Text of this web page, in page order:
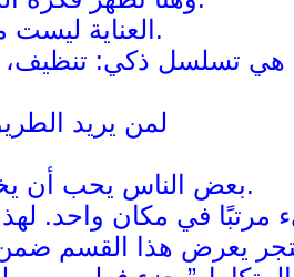
العناية ليست منتجًا واحدًا.
لمن يريد
بعض الناس يحب أن يختار كل منتج بنفسه.
في مكان واحد.
يعرض هذا القسم